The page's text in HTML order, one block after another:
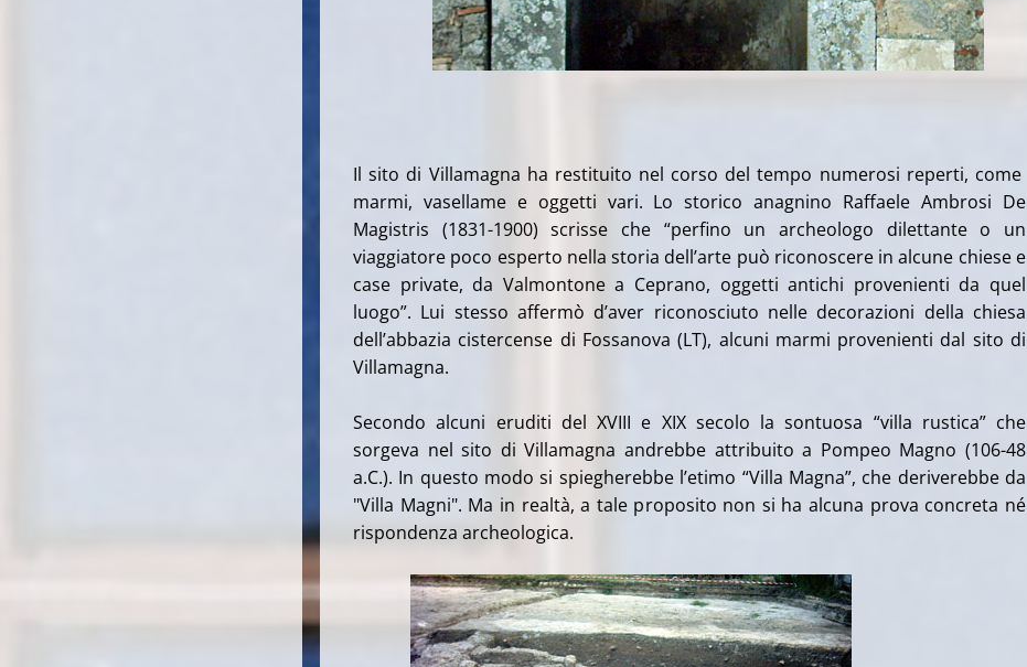
Il sito di Villamagna ha restituito nel corso del tempo numerosi reperti, come
marmi, vasellame e oggetti vari. Lo storico anagnino Raffaele Ambrosi De
Magistris (1831-1900) scrisse che “perfino un archeologo dilettante o un
viaggiatore poco esperto nella storia dell’arte può riconoscere in alcune chiese e
case private, da Valmontone a Ceprano, oggetti antichi provenienti da quel
luogo”. Lui stesso affermò d’aver riconosciuto nelle decorazioni della chiesa
dell’abbazia cistercense di Fossanova (LT), alcuni marmi provenienti dal sito di
Villamagna.
Secondo alcuni eruditi del XVIII e XIX secolo la sontuosa “villa rustica” che
sorgeva nel sito di Villamagna andrebbe attribuito a Pompeo Magno (106-48
a.C.). In questo modo si spiegherebbe l’etimo “Villa Magna”, che deriverebbe da
"Villa Magni". Ma in realtà, a tale proposito non si ha alcuna prova concreta né
rispondenza archeologica.